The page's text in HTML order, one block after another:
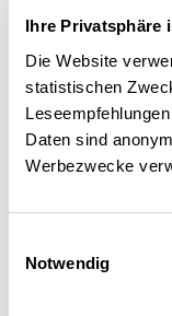
Ihre Privatsphäre
Die Website
statistischen
Daten sind
Werbezwecke
Notwendig